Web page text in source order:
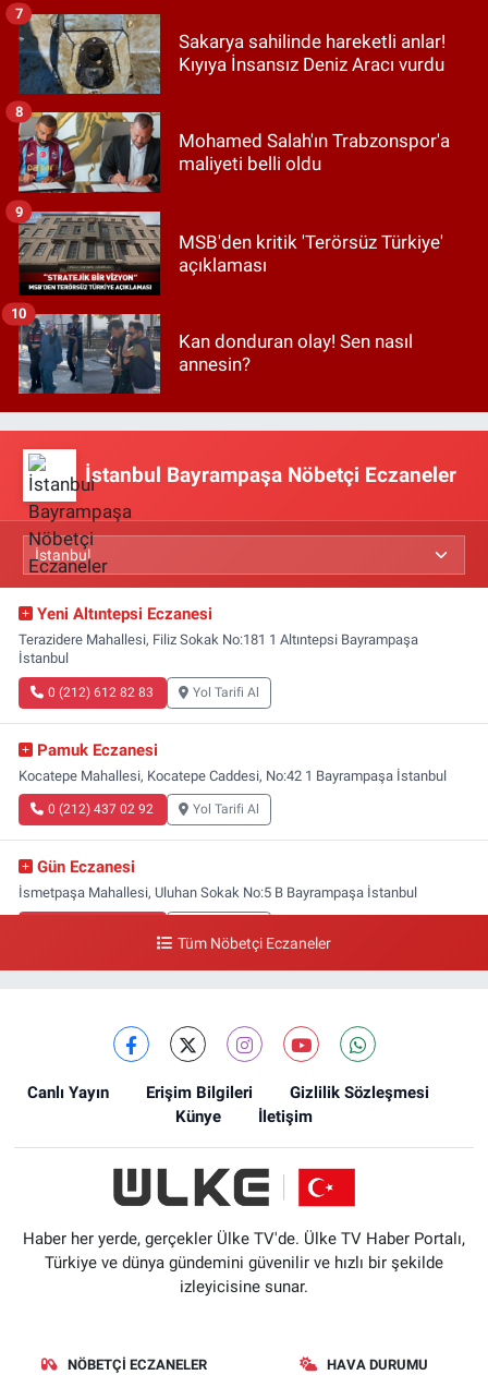
Sakarya sahilinde hareketli anlar!
Kıyıya İnsansız Deniz Aracı vurdu
7
Mohamed Salah'ın Trabzonspor'a
maliyeti belli oldu
8
MSB'den kritik 'Terörsüz Türkiye'
açıklaması
9
Kan donduran olay! Sen nasıl
annesin?
10
İstanbul Bayrampaşa Nöbetçi Eczaneler
Yeni Altıntepsi Eczanesi
Terazidere Mahallesi, Filiz Sokak No:181 1 Altıntepsi Bayrampaşa
İstanbul
0 (212) 612 82 83 Yol Tarifi Al
Pamuk Eczanesi
Kocatepe Mahallesi, Kocatepe Caddesi, No:42 1 Bayrampaşa İstanbul
0 (212) 437 02 92 Yol Tarifi Al
Gün Eczanesi
İsmetpaşa Mahallesi, Uluhan Sokak No:5 B Bayrampaşa İstanbul
0 (212) 640 11 57 Yol Tarifi Al
Tüm Nöbetçi Eczaneler
Canlı Yayın Erişim Bilgileri
Gizlilik Sözleşmesi
Künye
İletişim
Haber her yerde, gerçekler Ülke TV'de. Ülke TV Haber Portalı,
Türkiye ve dünya gündemini güvenilir ve hızlı bir şekilde
izleyicisine sunar.
NÖBETÇI ECZANELER HAVA DURUMU